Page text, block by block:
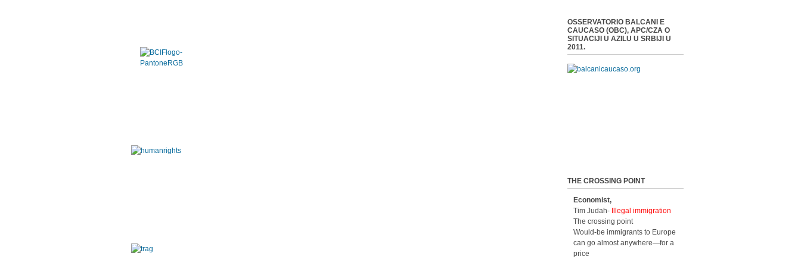
OSSERVATORIO BALCANI E
CAUCASO (OBC), APC/CZA O
SITUACIJI U AZILU U SRBIJI U
2011.
THE CROSSING POINT
Economist,
Tim Judah-
Illegal immigration
The crossing point
Would-be immigrants to Europe
can go almost anywhere—for a
price